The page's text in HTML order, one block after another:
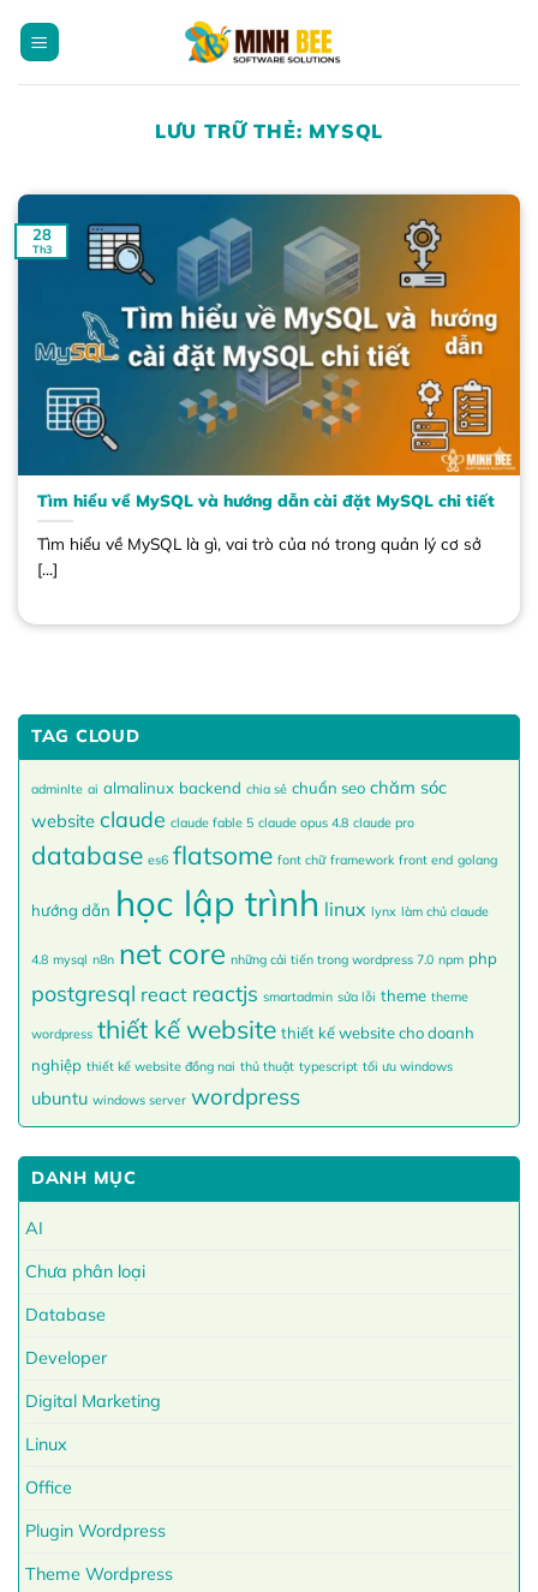
qua
LƯU TRỮ THẺ: MYSQL
Tìm hiểu về MySQL và hướng dẫn cài đặt MySQL chi tiết
Tìm hiểu về MySQL là gì, vai trò của nó trong quản lý cơ sở
[...]
28
Th3
TAG CLOUD
adminlte ai almalinux backend chia sẻ chuẩn seo chăm sóc
website claude claude fable 5 claude opus 4.8 claude pro
database es6 flatsome font chữ framework front end golang
hướng dẫn học lập trình linux lynx làm chủ claude
4.8 mysql n8n net core những cải tiến trong wordpress 7.0 npm php
postgresql react reactjs smartadmin sửa lỗi theme theme
wordpress thiết kế website thiết kế website cho doanh
nghiệp thiết kế website đồng nai thủ thuật typescript tối ưu windows
ubuntu windows server wordpress
DANH MỤC
AI
Chưa phân loại
Database
Developer
Digital Marketing
Linux
Office
Plugin Wordpress
Theme Wordpress